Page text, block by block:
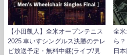
【小田凱人】全米オープンテニス
2025 車いすシングルス決勝のテレ
ビ放送予定・無料中継(ライブ/見
全米
ら
日